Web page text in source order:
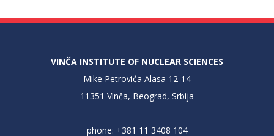
VINČA INSTITUTE OF NUCLEAR SCIENCES
Mike Petrovića Alasa 12-14
11351 Vinča, Beograd, Srbija
phone: +381 11 3408 104